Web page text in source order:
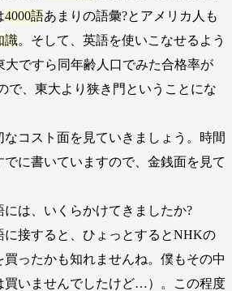
4000語あまりの語彙?とアメリカ人も
識。そして、英語を使いこなせるよう
大ですら同年齢人口でみた合格率が
で、東大より狭き門ということにな
コスト面を見ていきましょう。時間
に書いていますので、金銭面を見て
は、いくらかけてきましたか?
接すると、ひょっとするとNHKの
ったかも知れませんね。僕もその中
買いませんでしたけど…）。この程度